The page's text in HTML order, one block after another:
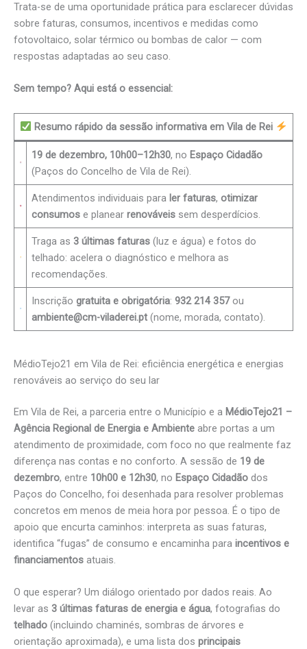
Trata-se de uma oportunidade prática para esclarecer dúvidas
sobre faturas, consumos, incentivos e medidas como
fotovoltaico, solar térmico ou bombas de calor — com
respostas adaptadas ao seu caso.
Sem tempo? Aqui está o essencial:
Resumo rápido da sessão informativa em Vila de Rei
19 de dezembro, 10h00–12h30, no Espaço Cidadão
(Paços do Concelho de Vila de Rei).
Atendimentos individuais para ler faturas,otimizar
consumos e planearrenováveis sem desperdícios.
Traga as3 últimas faturas (luz e água) e fotos do
telhado: acelera o diagnóstico e melhora as
recomendações.
Inscriçãogratuita e obrigatória:932 214 357ou
ambiente@cm-viladerei.pt (nome, morada, contato).
MédioTejo21 em Vila de Rei: eficiência energética e energias
renováveis ao serviço do seu lar
Em Vila de Rei, a parceria entre o Município e a MédioTejo21 –
Agência Regional de Energia e Ambiente abre portas a um
atendimento de proximidade, com foco no que realmente faz
diferença nas contas e no conforto. A sessão de 19 de
dezembro, entre 10h00 e 12h30, no Espaço Cidadão dos
Paços do Concelho, foi desenhada para resolver problemas
concretos em menos de meia hora por pessoa. É o tipo de
apoio que encurta caminhos: interpreta as suas faturas,
identifica “fugas” de consumo e encaminha para incentivos e
financiamentos atuais.
O que esperar? Um diálogo orientado por dados reais. Ao
levar as 3 últimas faturas de energia e água, fotografias do
telhado (incluindo chaminés, sombras de árvores e
orientação aproximada), e uma lista dos principais